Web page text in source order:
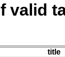
valid
title